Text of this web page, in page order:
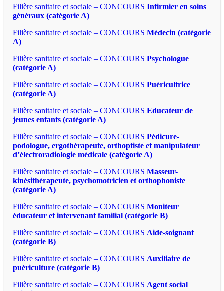
Filière sanitaire et sociale – CONCOURS Infirmier en soins
généraux (catégorie A)
Filière sanitaire et sociale – CONCOURS Médecin (catégorie
A)
Filière sanitaire et sociale – CONCOURS Psychologue
(catégorie A)
Filière sanitaire et sociale – CONCOURS Puéricultrice
(catégorie A)
Filière sanitaire et sociale – CONCOURS Educateur de
jeunes enfants (catégorie A)
Filière sanitaire et sociale – CONCOURS Pédicure-
podologue, ergothérapeute, orthoptiste et manipulateur
d’électroradiologie médicale (catégorie A)
Filière sanitaire et sociale – CONCOURS Masseur-
kinésithérapeute, psychomotricien et orthophoniste
(catégorie A)
Filière sanitaire et sociale – CONCOURS Moniteur
éducateur et intervenant familial (catégorie B)
Filière sanitaire et sociale – CONCOURS Aide-soignant
(catégorie B)
Filière sanitaire et sociale – CONCOURS Auxiliaire de
puériculture (catégorie B)
Filière sanitaire et sociale – CONCOURS Agent social